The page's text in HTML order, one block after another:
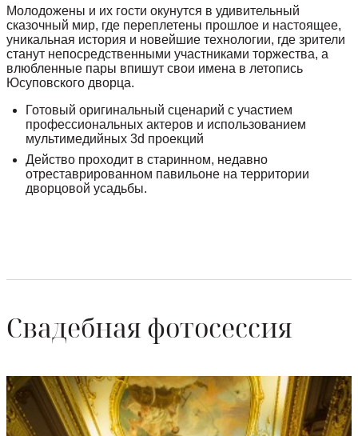
Молодожены и их гости окунутся в удивительный
сказочный мир, где переплетены прошлое и настоящее,
уникальная история и новейшие технологии, где зрители
станут непосредственными участниками торжества, а
влюбленные пары впишут свои имена в летопись
Юсуповского дворца.
Готовый оригинальный сценарий с участием
профессиональных актеров и использованием
мультимедийных 3d проекций
Действо проходит в старинном, недавно
отреставрированном павильоне на территории
дворцовой усадьбы.
Свадебная фотосессия